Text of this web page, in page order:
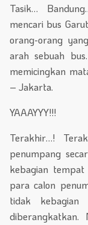
Tasik…
mencari bus
orang-orang
arah sebuah
memicingkan
– Jakarta.
YAAAYYY!!!
Terakhir…!
penumpang
kebagian
para calon
tidak
diberangkatkan.